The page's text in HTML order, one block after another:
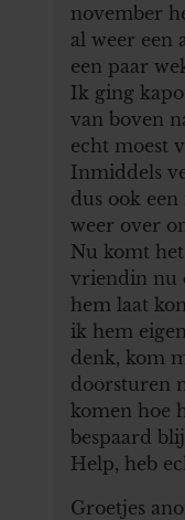
november
al weer een
een paar
Ik ging
van boven
echt moest
Inmiddels
dus ook
weer over
Nu komt
vriendin nu
hem laat
ik hem
denk, kom
doorsturen
komen hoe
bespaard
Help, heb
Groetjes